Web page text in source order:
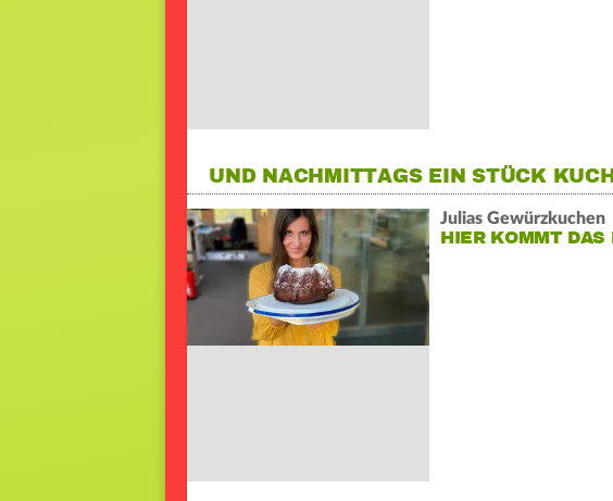
UND NACHMITTAGS EIN STÜCK
Julias Gewürzkuchen
HIER KOMMT